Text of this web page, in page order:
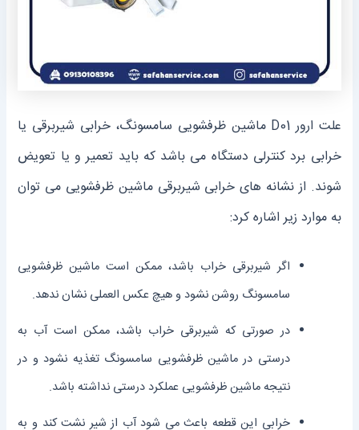
علت ارور D01 ماشین ظرفشویی سامسونگ، خرابی شیربرقی یا
خرابی برد کنترلی دستگاه می باشد که باید تعمیر و یا تعویض
شوند. از نشانه های خرابی شیربرقی ماشین ظرفشویی می توان
به موارد زیر اشاره کرد:
اگر شیربرقی خراب باشد، ممکن است ماشین ظرفشویی
سامسونگ روشن نشود و هیچ عکس العملی نشان ندهد.
در صورتی که شیربرقی خراب باشد، ممکن است آب به
درستی در ماشین ظرفشویی سامسونگ تغذیه نشود و در
نتیجه ماشین ظرفشویی عملکرد درستی نداشته باشد.
خرابی این قطعه باعث می شود آب از شیر نشت کند و به